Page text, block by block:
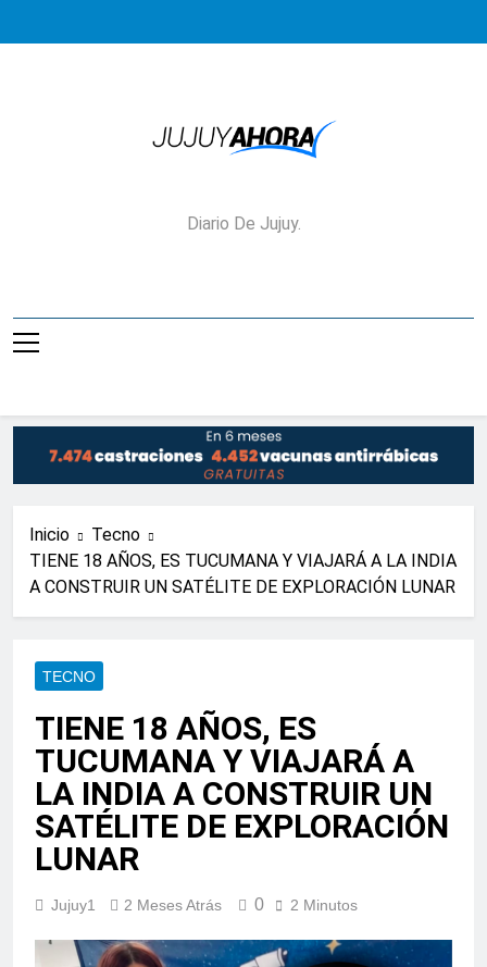
Jujuy Ahora!
Diario De Jujuy.
Inicio
Tecno
TIENE 18 AÑOS, ES TUCUMANA Y VIAJARÁ A LA INDIA
A CONSTRUIR UN SATÉLITE DE EXPLORACIÓN LUNAR
TECNO
TIENE 18 AÑOS, ES
TUCUMANA Y VIAJARÁ A
LA INDIA A CONSTRUIR UN
SATÉLITE DE EXPLORACIÓN
LUNAR
Jujuy1 2 Meses Atrás 0 2 Minutos